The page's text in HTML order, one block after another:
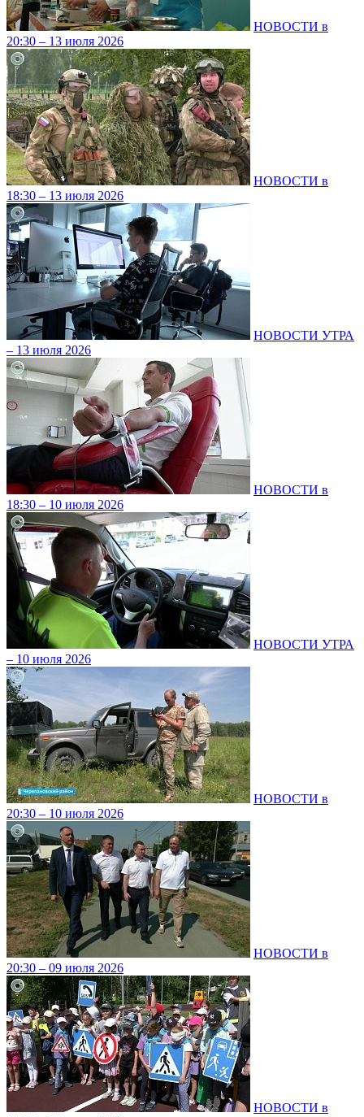
НОВОСТИ в
20:30 – 13 июля 2026
НОВОСТИ в
18:30 – 13 июля 2026
НОВОСТИ УТРА
– 13 июля 2026
НОВОСТИ в
18:30 – 10 июля 2026
НОВОСТИ УТРА
– 10 июля 2026
НОВОСТИ в
20:30 – 10 июля 2026
НОВОСТИ в
20:30 – 09 июля 2026
НОВОСТИ в